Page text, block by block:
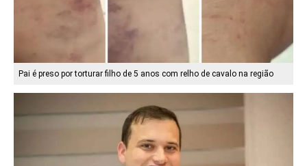
Pai é preso por torturar filho de 5 anos com relho de cavalo na região